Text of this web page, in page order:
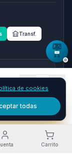
ya
Transf.
sujeta
respuesta
de cookies
todas
Carrito